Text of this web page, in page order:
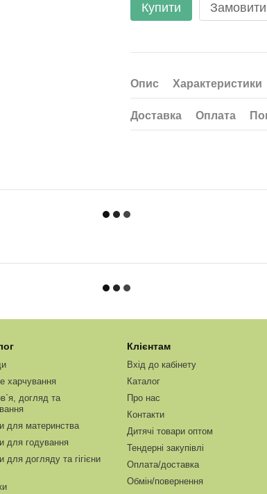
Купити
Опис Характеристики
Доставка Оплата
харчування
догляд та
для материнства
для годування
для догляду та гігієни
Клієнтам
Вхід до кабінету
Каталог
Про нас
Контакти
Дитячі товари оптом
Тендерні закупівлі
Оплата/доставка
Обмін/повернення